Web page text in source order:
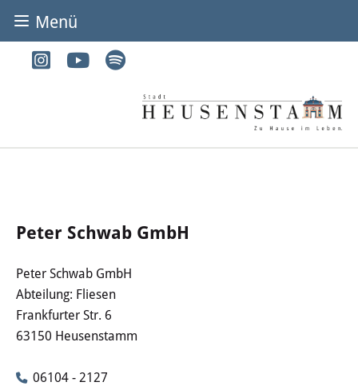
Peter Schwab GmbH
Peter Schwab GmbH
Abteilung: Fliesen
Frankfurter Str. 6
63150 Heusenstamm
06104 - 2127
Menü
BÜRGER & STADT
Heirat
Abfall & Entsorgung
Wertstoffhof